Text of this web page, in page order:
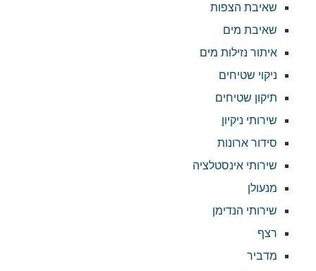
שאיבת הצפות
שאיבת מים
איתור נזילות מים
ניקוי שטיחים
תיקון שטיחים
שירותי ניקיון
סידור ארונות
שירותי אינסטלציה
מנעולן
שירותי הנדימן
רצף
מדביר